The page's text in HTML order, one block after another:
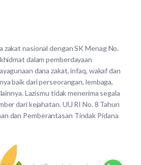
zakat nasional dengan SK Menag No.
dalam pemberdayaan
dana zakat, infaq, wakaf dan
baik dari perseorangan, lembaga,
Lazismu tidak menerima segala
dari kejahatan. UU RI No. 8 Tahun
dan Pemberantasan Tindak Pidana